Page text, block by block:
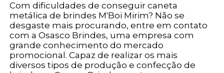
Com dificuldades de conseguir caneta
metálica de brindes M'Boi Mirim? Não se
desgaste mais procurando, entre em contato
com a Osasco Brindes, uma empresa com
grande conhecimento do mercado
promocional. Capaz de realizar os mais
diversos tipos de produção e confecção de